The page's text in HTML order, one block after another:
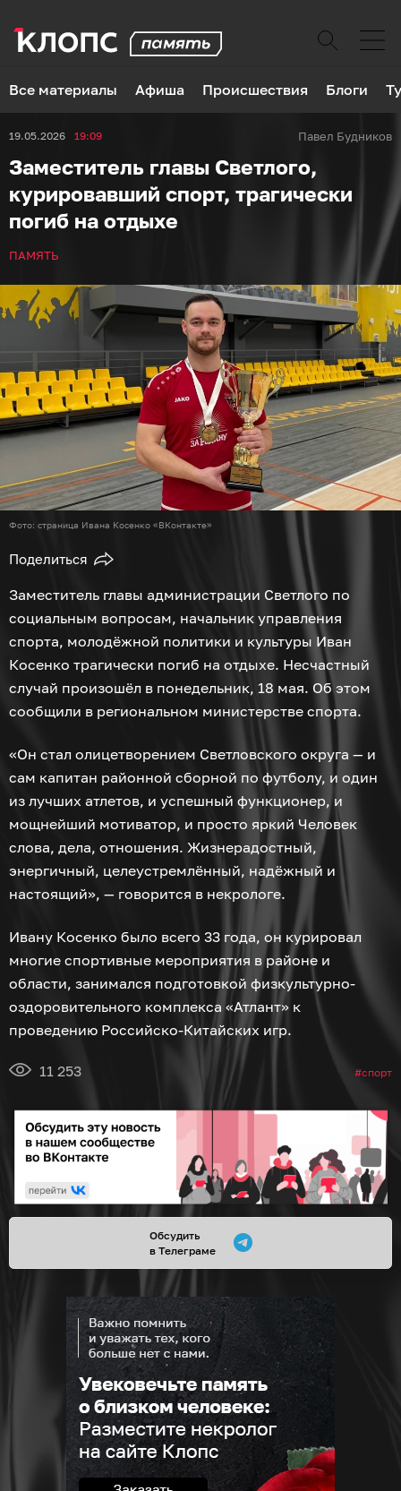
Все материалы Афиша Происшествия Блоги
19.05.2026 19:09 Павел Будников
Заместитель главы Светлого,
курировавший спорт, трагически
погиб на отдыхе
ПАМЯТЬ
Фото: страница Ивана Косенко «ВКонтакте»
Поделиться
Заместитель главы администрации Светлого по
социальным вопросам, начальник управления
спорта, молодёжной политики и культуры Иван
Косенко трагически погиб на отдыхе. Несчастный
случай произошёл в понедельник, 18 мая. Об этом
сообщили в региональном министерстве спорта.
«Он стал олицетворением Светловского округа — и
сам капитан районной сборной по футболу, и один
из лучших атлетов, и успешный функционер, и
мощнейший мотиватор, и просто яркий Человек
слова, дела, отношения. Жизнерадостный,
энергичный, целеустремлённый, надёжный и
настоящий», — говорится в некрологе.
Ивану Косенко было всего 33 года, он курировал
многие спортивные мероприятия в районе и
области, занимался подготовкой физкультурно-
оздоровительного комплекса «Атлант» к
проведению Российско-Китайских игр.
11 253 спорт
Обсудить
в Телеграме